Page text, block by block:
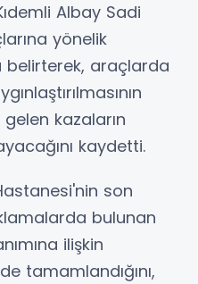
Albay Sadi
yönelik
belirterek, araçlarda
kazaların
kaydetti.
son
bulunan
ilişkin
tamamlandığını,